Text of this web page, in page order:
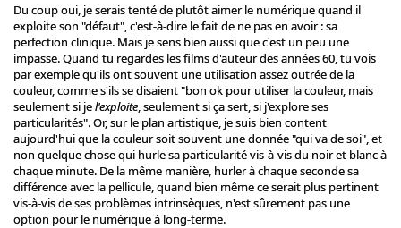
Du coup oui, je serais tenté de plutôt aimer le numérique quand il
exploite son "défaut", c'est-à-dire le fait de ne pas en avoir : sa
perfection clinique. Mais je sens bien aussi que c'est un peu une
impasse. Quand tu regardes les films d'auteur des années 60, tu vois
par exemple qu'ils ont souvent une utilisation assez outrée de la
couleur, comme s'ils se disaient "bon ok pour utiliser la couleur, mais
seulement si jel'exploite, seulement si ça sert, si j'explore ses
particularités". Or, sur le plan artistique, je suis bien content
aujourd'hui que la couleur soit souvent une donnée "qui va de soi", et
non quelque chose qui hurle sa particularité vis-à-vis du noir et blanc à
chaque minute. De la même manière, hurler à chaque seconde sa
différence avec la pellicule, quand bien même ce serait plus pertinent
vis-à-vis de ses problèmes intrinsèques, n'est sûrement pas une
option pour le numérique à long-terme.